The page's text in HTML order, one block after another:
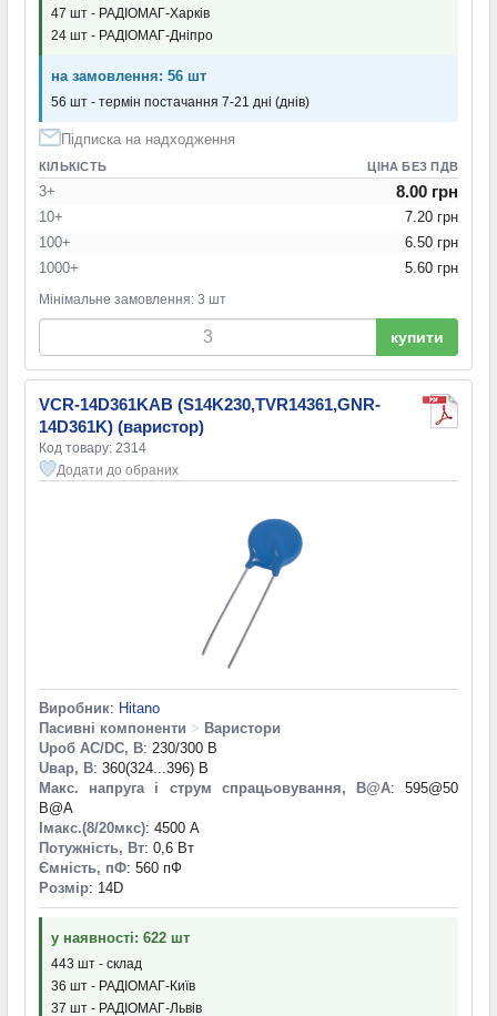
47 шт - РАДІОМАГ-Харків
24 шт - РАДІОМАГ-Дніпро
на замовлення: 56 шт
56 шт - термін постачання 7-21 дні (днів)
Підписка на надходження
КІЛЬКІСТЬ ЦІНА БЕЗ ПДВ
3+ 8.00 грн
10+
7.20 грн
100+
6.50 грн
1000+
5.60 грн
Мінімальне замовлення: 3 шт
купити
VCR-14D361KAB (S14K230,TVR14361,GNR-
14D361K) (варистор)
Код товару: 2314
Додати до обраних
Виробник: Hitano
Пасивні компоненти > Варистори
Uроб AC/DC, В: 230/300 В
Uвар, В: 360(324...396) В
Макс. напруга і струм спрацьовування, В@A: 595@50
B@A
Iмакс.(8/20мкс): 4500 А
Потужність, Вт: 0,6 Вт
Ємність, пФ: 560 пФ
Розмір: 14D
у наявності: 622 шт
443 шт - склад
36 шт - РАДІОМАГ-Київ
37 шт - РАДІОМАГ-Львів